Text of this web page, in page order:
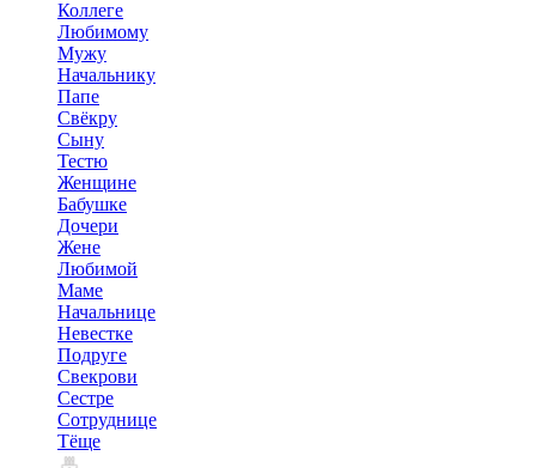
Коллеге
Любимому
Мужу
Начальнику
Папе
Свёкру
Сыну
Тестю
Женщине
Бабушке
Дочери
Жене
Любимой
Маме
Начальнице
Невестке
Подруге
Свекрови
Сестре
Сотруднице
Тёще